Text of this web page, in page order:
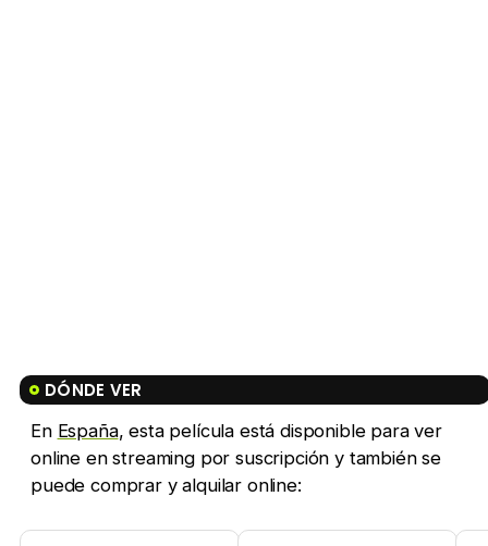
DÓNDE VER
En España, esta película está disponible para ver
online en streaming por suscripción y también se
puede comprar y alquilar online: